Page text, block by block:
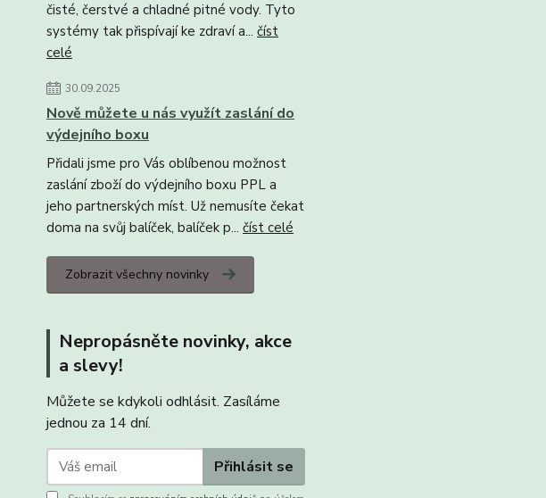
čisté, čerstvé a chladné pitné vody. Tyto
systémy tak přispívají ke zdraví a... číst
celé
30.09.2025
Nově můžete u nás využít zaslání do
výdejního boxu
Přidali jsme pro Vás oblíbenou možnost
zaslání zboží do výdejního boxu PPL a
jeho partnerských míst. Už nemusíte čekat
doma na svůj balíček, balíček p... číst celé
Zobrazit všechny novinky
Nepropásněte novinky, akce
a slevy!
Můžete se kdykoli odhlásit. Zasíláme
jednou za 14 dní.
Přihlásit se